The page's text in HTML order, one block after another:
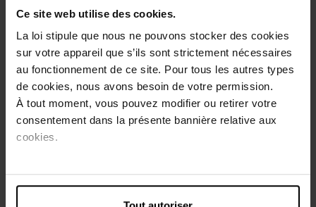
Ce site web utilise des cookies.
La loi stipule que nous ne pouvons stocker des cookies
sur votre appareil que s’ils sont strictement nécessaires
au fonctionnement de ce site. Pour tous les autres types
de cookies, nous avons besoin de votre permission.
À tout moment, vous pouvez modifier ou retirer votre
consentement dans la présente bannière relative aux
cookies.
de Bach ne soignent pas la maladie, mais l'individu, en
corrigeant ses émotions négatives et en l'aidant à
retrouver le meilleur de lui-même. Le Dr Bach a répertorié
38 fleurs correspondant chacune à un état d'esprit
particulier.
Ce n° 1 convient à toute la famille et appartient au groupe
Être avec soi-même
Mettez 2 gouttes dans un verre d'eau (100ml) et buvez à